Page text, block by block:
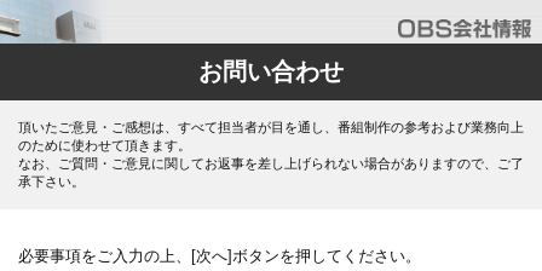
お問い合わせ
頂いたご意見・ご感想は、すべて担当者が目を通し、番組制作の参考および業務向上
のために使わせて頂きます。
なお、ご質問・ご意見に関してお返事を差し上げられない場合がありますので、ご了
承下さい。
必要事項をご入力の上、[次へ]ボタンを押してください。